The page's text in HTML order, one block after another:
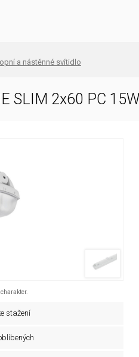
a nástěnné svítidlo
SLIM 2x60 PC
stažení